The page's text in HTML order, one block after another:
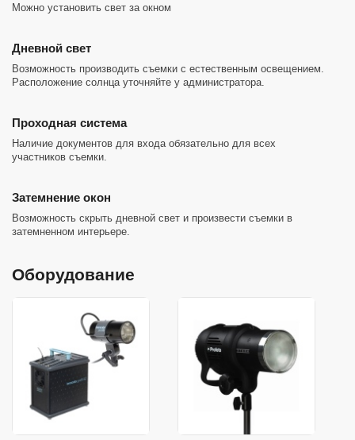
Можно установить свет за окном
Дневной свет
Возможность производить съемки с естественным освещением.
Расположение солнца уточняйте у администратора.
Проходная система
Наличие документов для входа обязательно для всех
участников съемки.
Затемнение окон
Возможность скрыть дневной свет и произвести съемки в
затемненном интерьере.
Оборудование